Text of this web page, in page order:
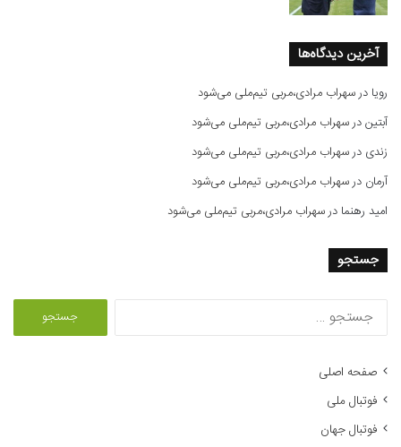
آخرین دیدگاه‌ها
رویا درسهراب مرادی،مربی تیم‌ملی می‌شود
آبتیندرسهراب مرادی،مربی تیم‌ملی می‌شود
زندی درسهراب مرادی،مربی تیم‌ملی می‌شود
آرمان درسهراب مرادی،مربی تیم‌ملی می‌شود
امید رهنما درسهراب مرادی،مربی تیم‌ملی می‌شود
جستجو
صفحه اصلی
فوتبال ملی
فوتبال جهان